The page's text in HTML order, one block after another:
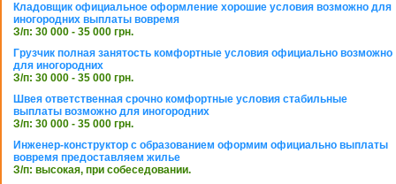
Кладовщик официальное оформление хорошие условия возможно для
иногородних выплаты вовремя
З/п: 30 000 - 35 000 грн.
Грузчик полная занятость комфортные условия официально возможно
для иногородних
З/п: 30 000 - 35 000 грн.
Швея ответственная срочно комфортные условия стабильные
выплаты возможно для иногородних
З/п: 30 000 - 35 000 грн.
Инженер-конструктор с образованием оформим официально выплаты
вовремя предоставляем жилье
З/п: высокая, при собеседовании.